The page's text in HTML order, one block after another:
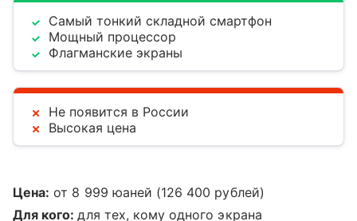
Самый тонкий складной смартфон
Мощный процессор
Флагманские экраны
Не появится в России
Высокая цена
Цена: от 8 999 юаней (126 400 рублей)
Для кого:для тех, кому одного экрана